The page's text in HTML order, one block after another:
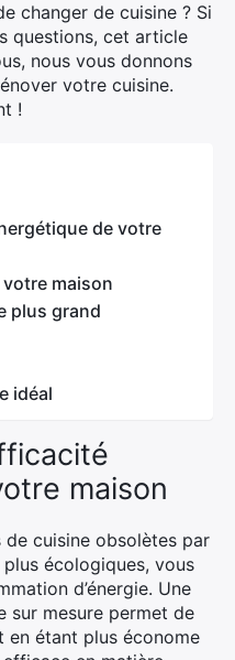
changer de cuisine ? Si
questions, cet article
nous vous donnons
votre cuisine.
!
de votre
maison
plus grand
idéal
maison
cuisine obsolètes par
écologiques, vous
d’énergie. Une
sur mesure permet de
en étant plus économe